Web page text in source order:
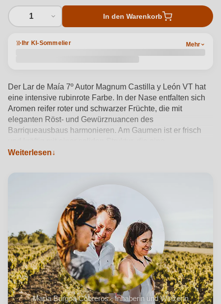
1 In den Warenkorb
Ihr KI-Sommelier Mehr
Der Lar de Maía 7º Autor Magnum Castilla y León VT hat
eine intensive rubinrote Farbe. In der Nase entfalten sich
Aromen reifer roter und schwarzer Früchte, die mit
eleganten Röst- und Gewürznuancen des
Barriqueausbaus harmonieren. Am Gaumen ist er frisch
hervorragende Entwicklung in der Flasche verspricht. Im
Früchten, zarten Gewürznoten, Vanille und ein feiner
Produktdetails anzeigen →
Weiterlesen
María Burgoa Cobreros · Inhaberin und Winzerin